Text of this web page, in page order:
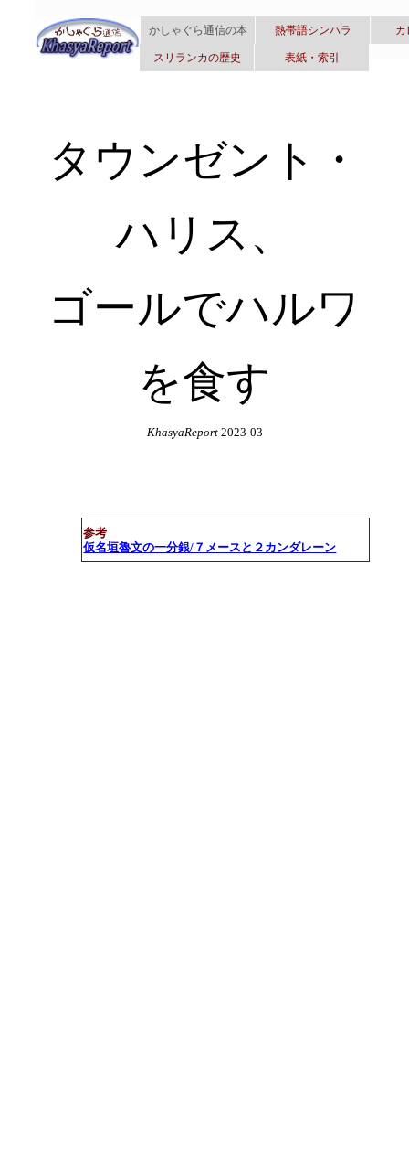
かしゃぐら通信の本 熱帯語シンハラ カ
スリランカの歴史 表紙・索引
タウンゼント・
ハリス、
ゴールでハルワ
を食す
KhasyaReport2023-03
参考
仮名垣魯文の一分銀/７メースと２カンダレーン